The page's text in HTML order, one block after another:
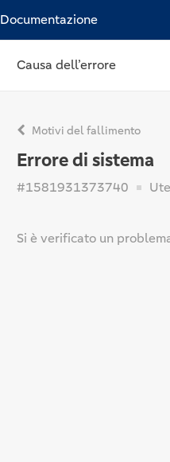
Documentazione
Causa dell’errore
Motivi del fallimento
Errore di sistema
#1581931373740
Si è verificato un